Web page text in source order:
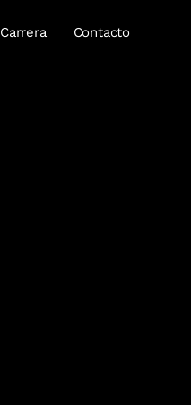
Carrera Contacto